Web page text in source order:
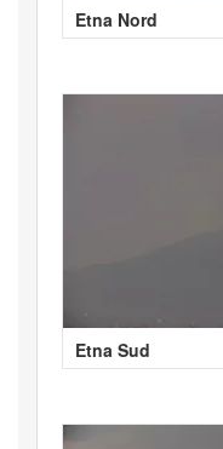
Etna Nord
Etna Sud